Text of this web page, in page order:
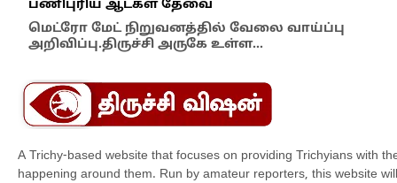
பணிபுரிய ஆட்கள் தேவை
மெட்ரோ மேட் நிறுவனத்தில் வேலை வாய்ப்பு
அறிவிப்பு.திருச்சி அருகே உள்ள…
A Trichy-based website that focuses on providing Trichyians with
happening around them. Run by amateur reporters, this website